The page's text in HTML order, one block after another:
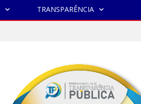
TRANSPARÊNCIA